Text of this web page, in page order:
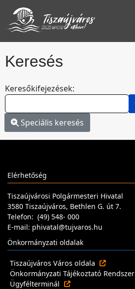
Keresés
Keresési űrlap
Keresőkifejezések:
Speciális keresés
Elérhetőség
Tiszaújvárosi Polgármesteri Hivatal
3580 Tiszaújváros, Bethlen G. út 7.
Telefon: (49) 548- 000
E-mail: phivatal@tujvaros.hu
Önkormányzati oldalak
Tiszaújváros Város oldala
Önkormányzati Tájékoztató Rendszer
Ügyfélterminál